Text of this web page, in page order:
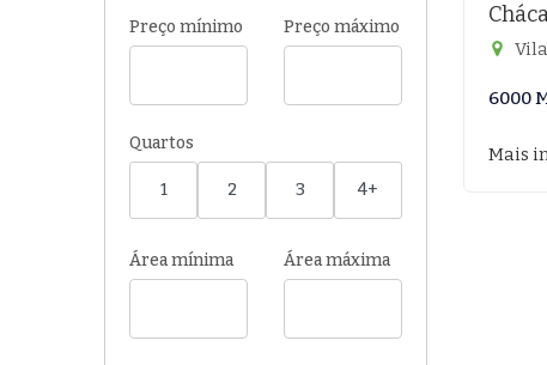
Preço mínimo Preço máximo
Quartos
1 2 3 4+
Área mínima Área máxima
6000
Mais